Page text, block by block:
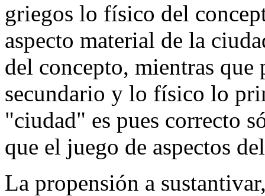
griegos lo físico del
aspecto material de la
del concepto, mientras que
secundario y lo físico lo
"ciudad" es pues correcto
que el juego de aspectos
La propensión a